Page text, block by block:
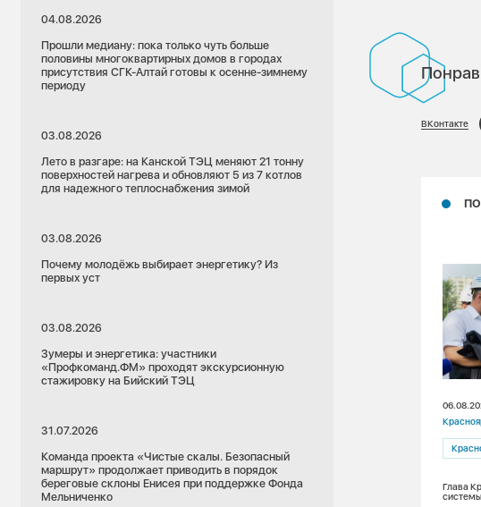
04.08.2026
Прошли медиану: пока только чуть больше
половины многоквартирных домов в городах
присутствия СГК-Алтай готовы к осенне-зимнему
периоду
03.08.2026
Лето в разгаре: на Канской ТЭЦ меняют 21 тонну
поверхностей нагрева и обновляют 5 из 7 котлов
для надежного теплоснабжения зимой
03.08.2026
Почему молодёжь выбирает энергетику? Из
первых уст
03.08.2026
Зумеры и энергетика: участники
«Профкоманд.ФМ» проходят экскурсионную
стажировку на Бийский ТЭЦ
31.07.2026
Команда проекта «Чистые скалы. Безопасный
маршрут» продолжает приводить в порядок
береговые склоны Енисея при поддержке Фонда
Мельниченко
ВКонтакте
Не только трубы: СГК восстановила более 70
Глава